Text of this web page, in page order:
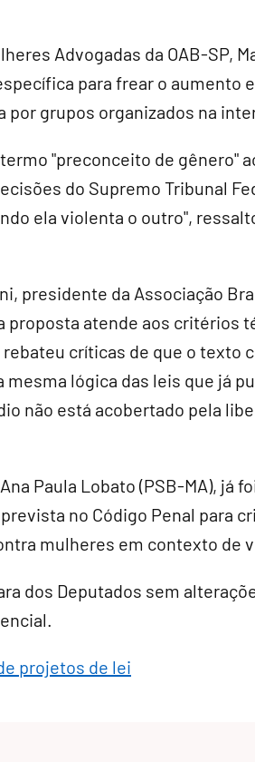
Advogadas da OAB-SP,
para frear o aumento
grupos organizados na
"preconceito de gênero"
do Supremo Tribunal
ela violenta o outro",
presidente da Associação
proposta atende aos critérios
críticas de que o texto
lógica das leis que já
não está acobertado pela
Paula Lobato (PSB-MA), já
no Código Penal para
mulheres em contexto de
dos Deputados sem
.
projetos de lei